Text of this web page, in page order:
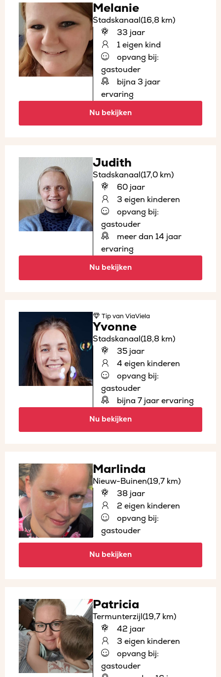
Melanie
Stadskanaal(16,8 km)
33 jaar
1 eigen kind
opvang bij:
gastouder
bijna 3 jaar
ervaring
Nu bekijken
Judith
Stadskanaal(17,0 km)
60 jaar
3 eigen kinderen
opvang bij:
gastouder
meer dan 14 jaar
ervaring
Nu bekijken
Tipvan ViaViela
Yvonne
Stadskanaal(18,8 km)
35 jaar
4 eigen kinderen
opvang bij:
gastouder
bijna 7 jaar ervaring
Nu bekijken
Marlinda
Nieuw-Buinen(19,7 km)
38 jaar
2 eigen kinderen
opvang bij:
gastouder
Nu bekijken
Patricia
Termunterzijl(19,7 km)
42 jaar
3 eigen kinderen
opvang bij:
gastouder